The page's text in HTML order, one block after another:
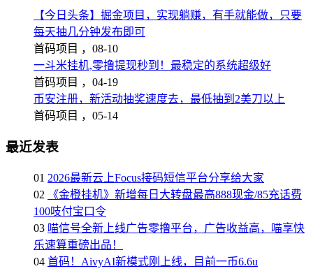
【今日头条】掘金项目，实现躺赚，有手就能做，只要
每天抽几分钟发布即可
首码项目 ， 08-10
一斗米挂机,零撸提现秒到！最稳定的系统超级好
首码项目 ， 04-19
币安注册，新活动抽奖速度去，最低抽到2美刀以上
首码项目 ， 05-14
最近发表
01 2026最新云上Focus接码短信平台分享给大家
02
《金橙挂机》新增每日大转盘最高888现金/85充话费
100吱付宝口令
03 喵信号全新上线广告零撸平台，广告收益高，喵享快
乐速算重磅出品！
04 首码！AivyAI新模式刚上线，目前一币6.6u